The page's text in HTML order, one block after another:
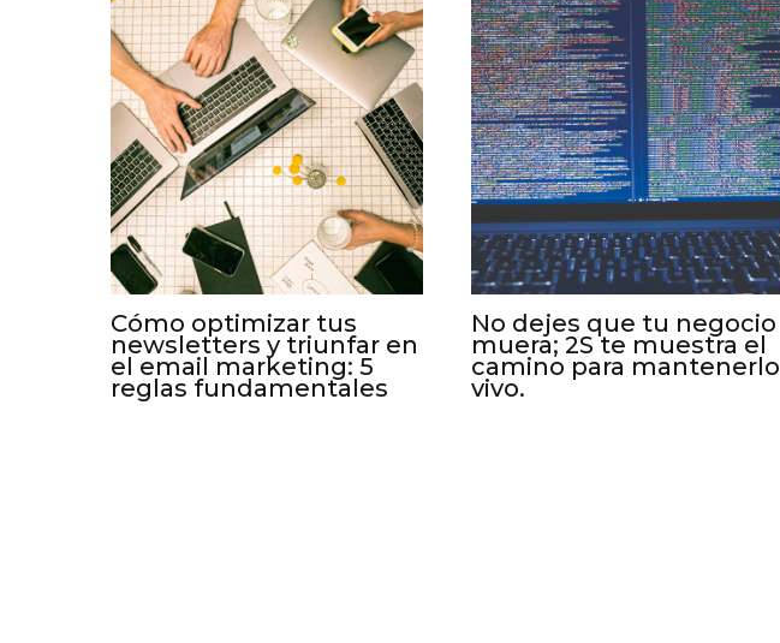
Cómo optimizar tus
newsletters y triunfar en
el email marketing: 5
reglas fundamentales
No dejes que tu negocio
muera; 2S te muestra el
camino para mantenerlo
vivo.